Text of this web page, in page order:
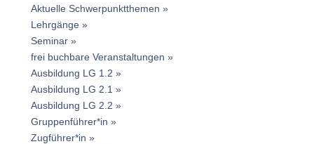
Aktuelle Schwerpunktthemen
Lehrgänge
Seminar
frei buchbare Veranstaltungen
Ausbildung LG 1.2
Ausbildung LG 2.1
Ausbildung LG 2.2
Gruppenführer*in
Zugführer*in